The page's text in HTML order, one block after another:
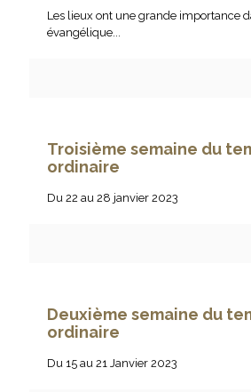
Les lieux ont une grande importance
évangélique...
Troisième semaine du
ordinaire
Du 22 au 28 janvier 2023
Deuxième semaine du
ordinaire
Du 15 au 21 Janvier 2023